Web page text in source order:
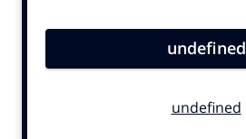
Carriere